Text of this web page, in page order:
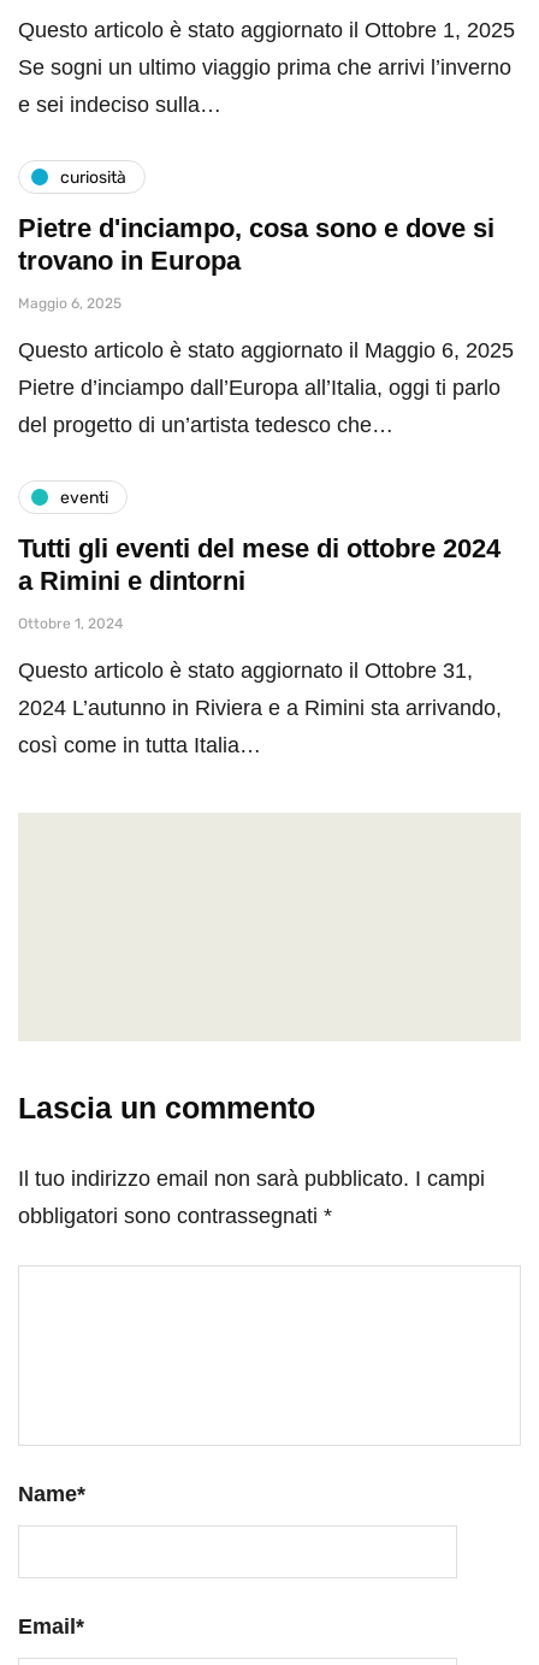
Questo articolo è stato aggiornato il Ottobre 1, 2025
Se sogni un ultimo viaggio prima che arrivi l’inverno
e sei indeciso sulla…
curiosità
Pietre d'inciampo, cosa sono e dove si
trovano in Europa
Maggio 6, 2025
Questo articolo è stato aggiornato il Maggio 6, 2025
Pietre d’inciampo dall’Europa all’Italia, oggi ti parlo
del progetto di un’artista tedesco che…
eventi
Tutti gli eventi del mese di ottobre 2024
a Rimini e dintorni
Ottobre 1, 2024
Questo articolo è stato aggiornato il Ottobre 31,
2024 L’autunno in Riviera e a Rimini sta arrivando,
così come in tutta Italia…
Lascia un commento
Il tuo indirizzo email non sarà pubblicato. I campi
obbligatori sono contrassegnati *
Name*
Email *